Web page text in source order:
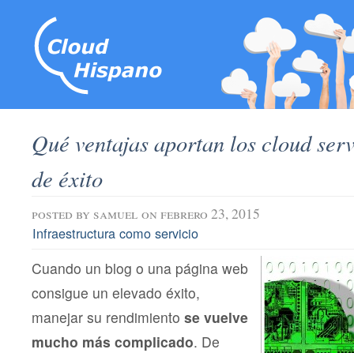
Qué ventajas aportan los cloud
de éxito
posted by samuel on febrero 23, 2015
Infraestructura como servicio
Cuando un blog o una página web
consigue un elevado éxito,
manejar su rendimiento se vuelve
mucho más complicado. De